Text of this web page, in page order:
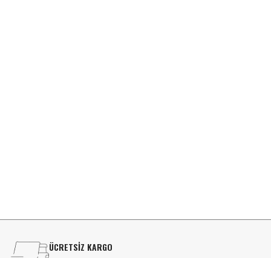
ÜCRETSİZ KARGO